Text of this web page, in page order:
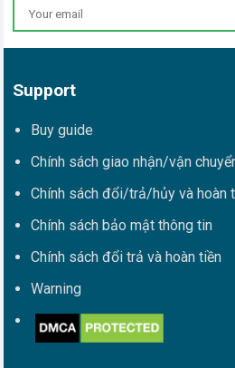
Support
Buy guide
Chính sách giao nhận/vận
Chính sách đổi/trả/hủy và hoàn
Chính sách bảo mật thông tin
Chính sách đổi trả và hoàn tiền
Warning